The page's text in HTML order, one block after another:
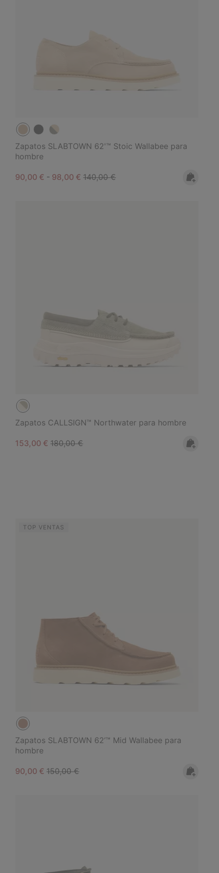
Zapatos SLABTOWN 62'™ Stoic Wallabee para
hombre
Minimum sale price:
90,00 € - Maximum sale price:
98,00 €Regular price:
140,00 €
Zapatos CALLSIGN™ Northwater para hombre
Sale price:
153,00 €Regular price:
180,00 €
TOP VENTAS
Zapatos SLABTOWN 62’™ Mid Wallabee para
hombre
Sale price:
90,00 €Regular price:
150,00 €